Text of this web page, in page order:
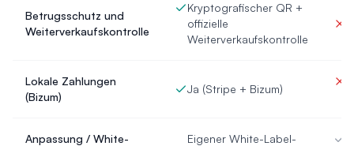
Betrugsschutz und
Weiterverkaufskontrolle
Kryptografischer QR +
offizielle
Weiterverkaufskontrolle
Lokale Zahlungen
(Bizum)
Ja (Stripe + Bizum)
Anpassung / White-
Eigener White-Label-